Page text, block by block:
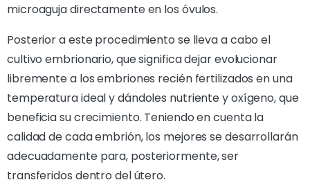
microaguja directamente en los óvulos.
Posterior a este procedimiento se lleva a cabo el
cultivo embrionario, que significa dejar evolucionar
libremente a los embriones recién fertilizados en una
temperatura ideal y dándoles nutriente y oxígeno, que
beneficia su crecimiento. Teniendo en cuenta la
calidad de cada embrión, los mejores se desarrollarán
adecuadamente para, posteriormente, ser
transferidos dentro del útero.